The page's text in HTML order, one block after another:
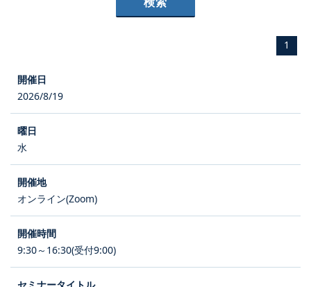
1
2026/8/19
水
オンライン(Zoom)
9:30～16:30(受付9:00)